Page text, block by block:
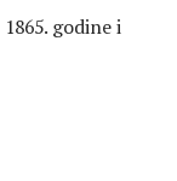
godine i